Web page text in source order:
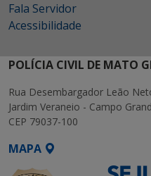
Fala Servidor
Acessibilidade
POLÍCIA CIVIL DE MATO
Rua Desembargador Leão
Jardim Veraneio - Campo
CEP 79037-100
MAPA